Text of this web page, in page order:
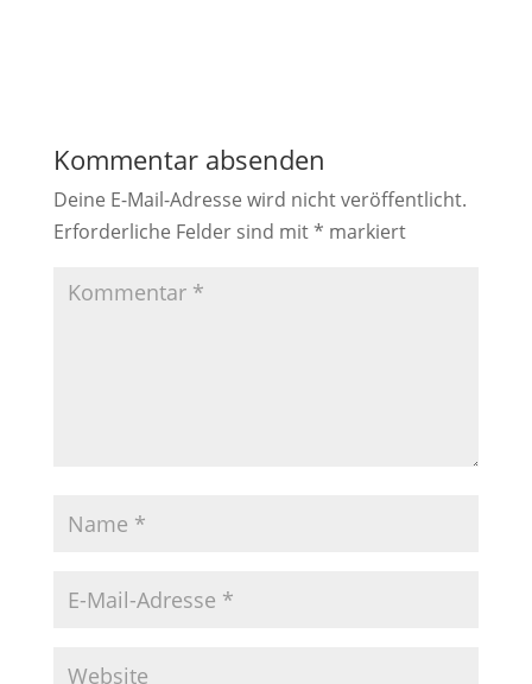
Kommentar absenden
Deine E-Mail-Adresse wird nicht veröffentlicht.
Erforderliche Felder sind mit* markiert